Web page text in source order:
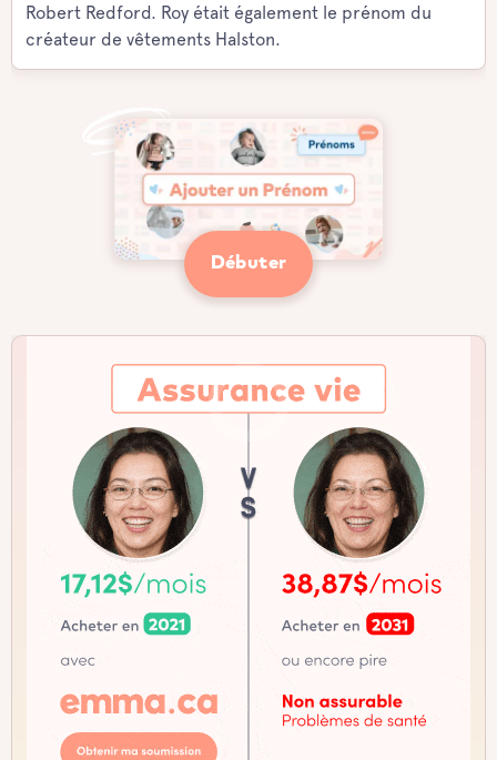
Robert Redford. Roy était également le prénom du
créateur de vêtements Halston.
Débuter